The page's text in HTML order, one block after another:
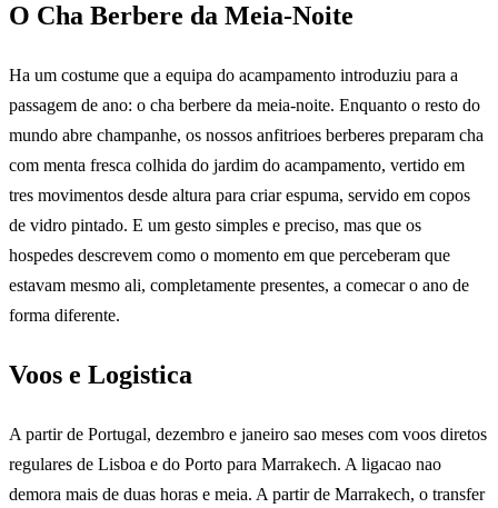
O Cha Berbere da Meia-Noite
Ha um costume que a equipa do acampamento introduziu para a
passagem de ano: o cha berbere da meia-noite. Enquanto o resto do
mundo abre champanhe, os nossos anfitrioes berberes preparam cha
com menta fresca colhida do jardim do acampamento, vertido em
tres movimentos desde altura para criar espuma, servido em copos
de vidro pintado. E um gesto simples e preciso, mas que os
hospedes descrevem como o momento em que perceberam que
estavam mesmo ali, completamente presentes, a comecar o ano de
forma diferente.
Voos e Logistica
A partir de Portugal, dezembro e janeiro sao meses com voos diretos
regulares de Lisboa e do Porto para Marrakech. A ligacao nao
demora mais de duas horas e meia. A partir de Marrakech, o transfer